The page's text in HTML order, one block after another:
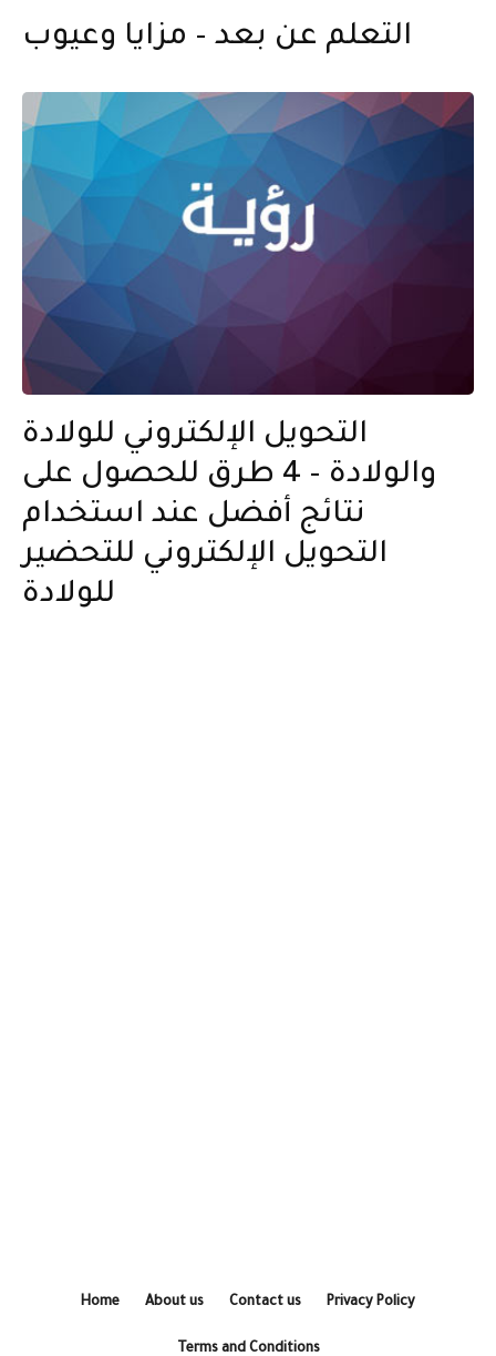
التعلم عن بعد – مزايا وعيوب
التحويل الإلكتروني للولادة
والولادة – 4 طرق للحصول على
نتائج أفضل عند استخدام
التحويل الإلكتروني للتحضير
للولادة
Home About us Contact us Privacy Policy
Terms and Conditions